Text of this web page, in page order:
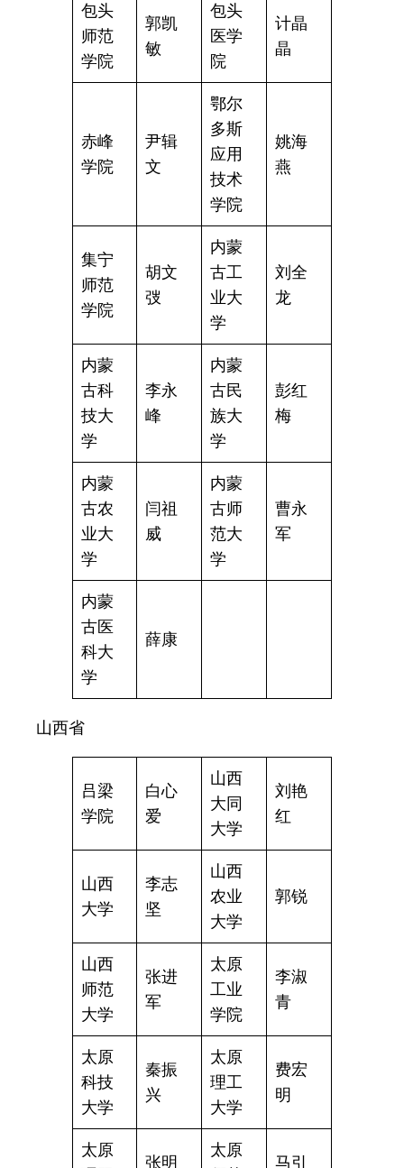
包头
师范
学院
郭凯
敏
包头
医学
院
计晶
晶
赤峰
学院
尹辑
文
鄂尔
多斯
应用
技术
学院
姚海
燕
集宁
师范
学院
胡文
弢
内蒙
古工
业大
学
刘全
龙
内蒙
古科
技大
学
李永
峰
内蒙
古民
族大
学
彭红
梅
内蒙
古农
业大
学
闫祖
威
内蒙
古师
范大
学
曹永
军
内蒙
古医
科大
学
薛康
山西省
吕梁
学院
白心
爱
山西
大同
大学
刘艳
红
山西
大学
李志
坚
山西
农业
大学
郭锐
山西
师范
大学
张进
军
太原
工业
学院
李淑
青
太原
科技
大学
秦振
兴
太原
理工
大学
费宏
明
太原
张明
太原
马引